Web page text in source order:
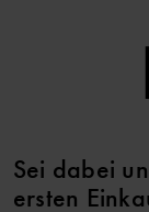
Sei dabei
ersten